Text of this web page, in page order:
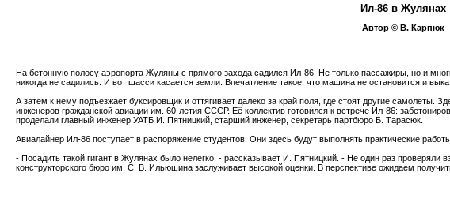
Ил-86 в Жулянах
Автор © В. Карпюк
На бетонную полосу аэропорта Жуляны с прямого захода садился Ил-86. Не только пассажиры, но и
никогда не садились. И вот шасси касается земли. Впечатление такое, что машина не остановится и
А затем к нему подъезжает буксировщик и оттягивает далеко за край поля, где стоят другие самолеты.
инженеров гражданской авиации им. 60-летия СССР. Её коллектив готовился к встрече Ил-86:
проделали главный инженер УАТБ И. Пятницкий, старший инженер, секретарь партбюро Б. Тарасюк.
Авиалайнер Ил-86 поступает в распоряжение студентов. Они здесь будут выполнять практические
- Посадить такой гигант в Жулянах было нелегко. - рассказывает И. Пятницкий. - Не один раз проверяли
конструкторского бюро им. С. В. Ильюшина заслуживает высокой оценки. В перспективе ожидаем